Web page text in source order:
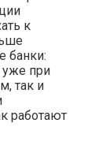
к
банки:
уже при
так и
работают